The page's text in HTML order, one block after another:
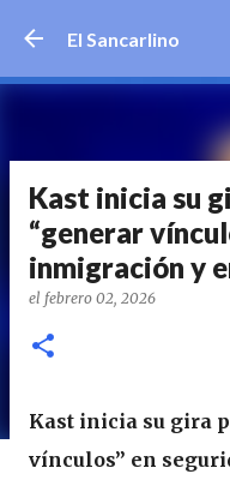
El Sancarlino
Kast inicia su
“generar
inmigración y
el febrero 02, 2026
Kast inicia su gira
vínculos” en